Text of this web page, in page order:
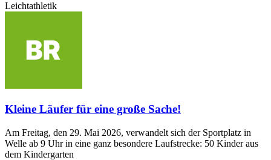
Leichtathletik
Kleine Läufer für eine große Sache!
Am Freitag, den 29. Mai 2026, verwandelt sich der Sportplatz in
Welle ab 9 Uhr in eine ganz besondere Laufstrecke: 50 Kinder aus
dem Kindergarten